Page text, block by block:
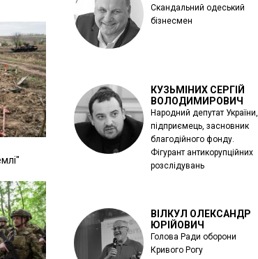
Скандальний одеський
бізнесмен
КУЗЬМІНИХ СЕРГІЙ
ВОЛОДИМИРОВИЧ
Народний депутат України,
підприємець, засновник
благодійного фонду.
Фігурант антикорупційних
розслідувань
ВІЛКУЛ ОЛЕКСАНДР
ЮРІЙОВИЧ
Голова Ради оборони
Кривого Рогу